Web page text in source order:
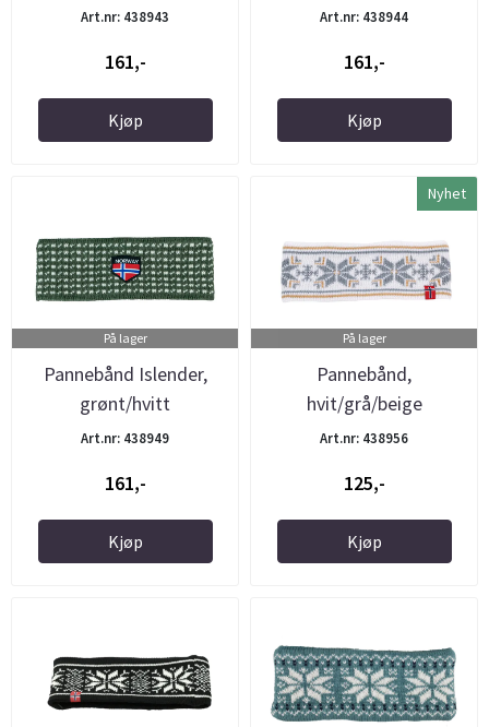
Art.nr: 438943
161,-
Kjøp
Art.nr: 438944
161,-
Kjøp
På lager
Pannebånd Islender,
grønt/hvitt
Art.nr: 438949
161,-
Kjøp
Nyhet
På lager
Pannebånd,
hvit/grå/beige
Art.nr: 438956
125,-
Kjøp